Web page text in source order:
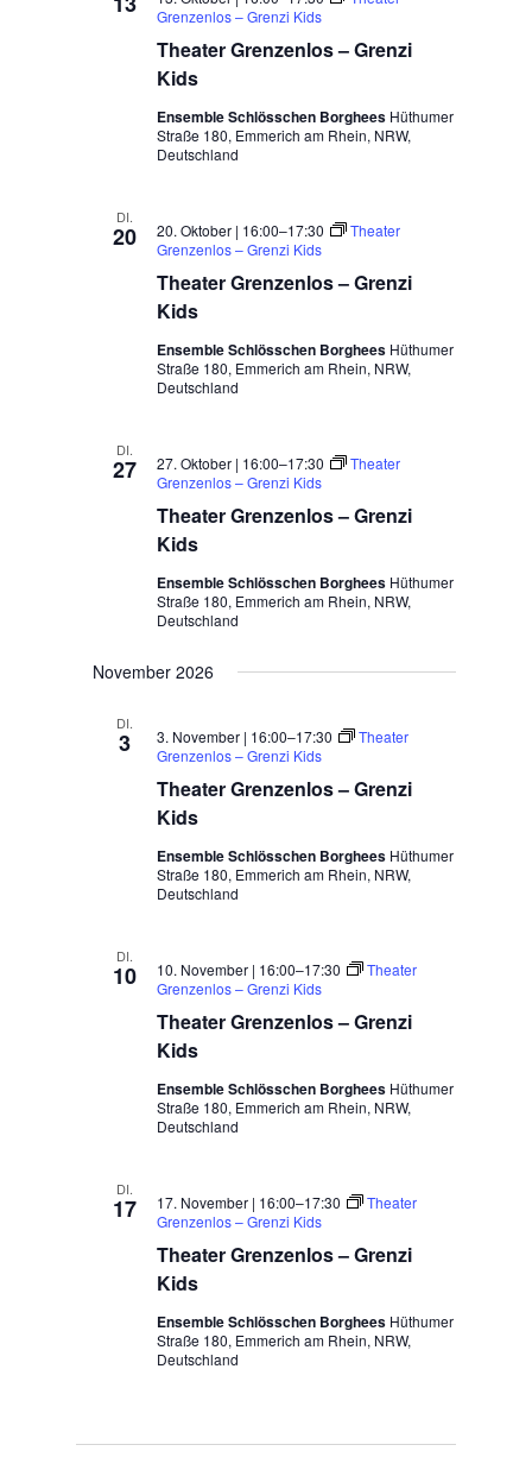
Theater Grenzenlos – Grenzi
Kids
Grenzenlos – Grenzi Kids
Ensemble Schlösschen Borghees Hüthumer
Straße 180, Emmerich am Rhein, NRW,
Deutschland
DI.
20
Theater Grenzenlos – Grenzi
Kids
20. Oktober | 16:00–17:30
Theater
Grenzenlos – Grenzi Kids
Ensemble Schlösschen Borghees Hüthumer
Straße 180, Emmerich am Rhein, NRW,
Deutschland
DI.
27
Theater Grenzenlos – Grenzi
Kids
27. Oktober | 16:00–17:30
Theater
Grenzenlos – Grenzi Kids
Ensemble Schlösschen Borghees Hüthumer
Straße 180, Emmerich am Rhein, NRW,
Deutschland
November 2026
DI.
3
Theater Grenzenlos – Grenzi
Kids
3. November | 16:00–17:30
Theater
Grenzenlos – Grenzi Kids
Ensemble Schlösschen Borghees Hüthumer
Straße 180, Emmerich am Rhein, NRW,
Deutschland
DI.
10
Theater Grenzenlos – Grenzi
Kids
10. November | 16:00–17:30
Theater
Grenzenlos – Grenzi Kids
Ensemble Schlösschen Borghees Hüthumer
Straße 180, Emmerich am Rhein, NRW,
Deutschland
DI.
17
Theater Grenzenlos – Grenzi
Kids
17. November | 16:00–17:30
Theater
Grenzenlos – Grenzi Kids
Ensemble Schlösschen Borghees Hüthumer
Straße 180, Emmerich am Rhein, NRW,
Deutschland